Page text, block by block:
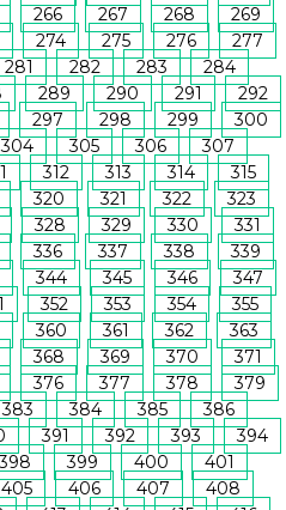
266 267 268
269
274 275 276
277
281 282 283
284
289 290 291
292
297 298 299
300
304 305 306
307
312 313 314
315
320 321 322
323
328 329 330
331
336 337 338
339
344 345 346
347
352 353 354
355
360 361 362
363
368 369 370
371
376 377 378
379
383 384 385
386
391 392 393
394
398 399 400
401
405 406 407
408